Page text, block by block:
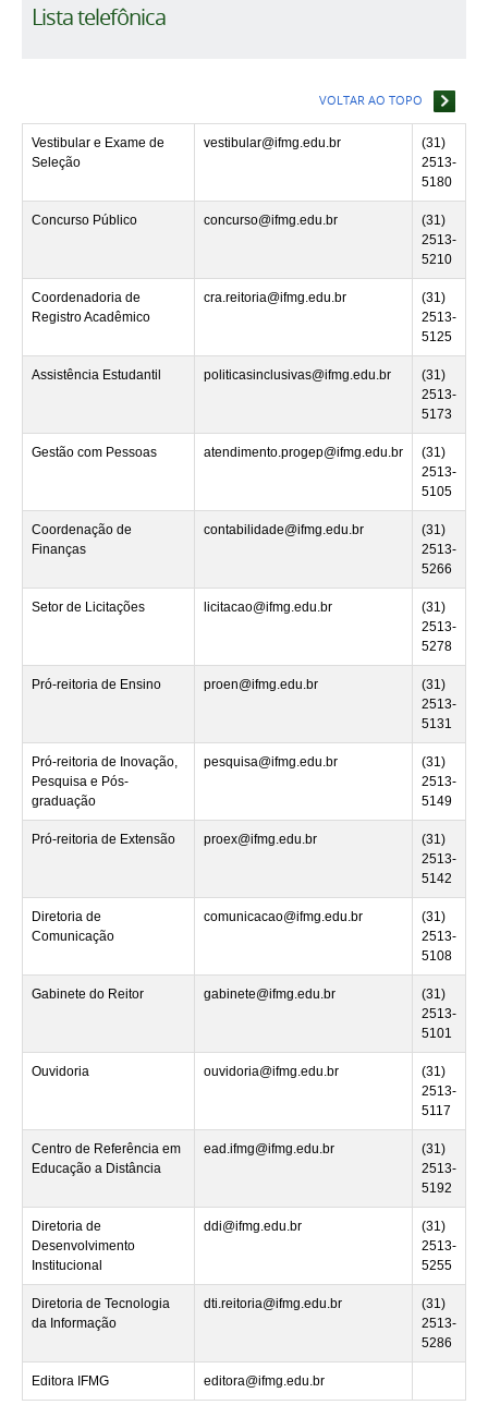
Lista telefônica
VOLTAR AO TOPO
Vestibular e Exame de
Seleção
vestibular@ifmg.edu.br
(31)
2513-
5180
Concurso Público concurso@ifmg.edu.br
(31)
2513-
5210
Coordenadoria de
Registro Acadêmico
cra.reitoria@ifmg.edu.br
(31)
2513-
5125
Assistência Estudantil politicasinclusivas@ifmg.edu.br
(31)
2513-
5173
Gestão com Pessoas atendimento.progep@ifmg.edu.br
(31)
2513-
5105
Coordenação de
Finanças
contabilidade@ifmg.edu.br
(31)
2513-
5266
Setor de Licitações licitacao@ifmg.edu.br
(31)
2513-
5278
Pró-reitoria de Ensino proen@ifmg.edu.br
(31)
2513-
5131
Pró-reitoria de Inovação,
Pesquisa e Pós-
graduação
pesquisa@ifmg.edu.br
(31)
2513-
5149
Pró-reitoria de Extensão proex@ifmg.edu.br
(31)
2513-
5142
Diretoria de
Comunicação
comunicacao@ifmg.edu.br
(31)
2513-
5108
Gabinete do Reitor gabinete@ifmg.edu.br
(31)
2513-
5101
Ouvidoria ouvidoria@ifmg.edu.br
(31)
2513-
5117
Centro de Referência em
Educação a Distância
ead.ifmg@ifmg.edu.br
(31)
2513-
5192
Diretoria de
Desenvolvimento
Institucional
ddi@ifmg.edu.br
(31)
2513-
5255
Diretoria de Tecnologia
da Informação
dti.reitoria@ifmg.edu.br
(31)
2513-
5286
Editora IFMG editora@ifmg.edu.br